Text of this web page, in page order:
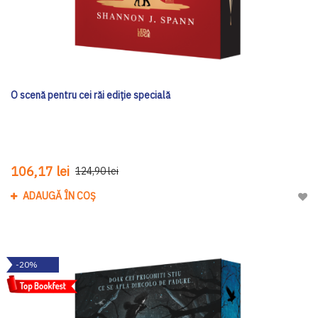
O scenă pentru cei răi ediţie specială
106,17 lei 124,90 lei
ADAUGĂ ÎN COȘ
-20%